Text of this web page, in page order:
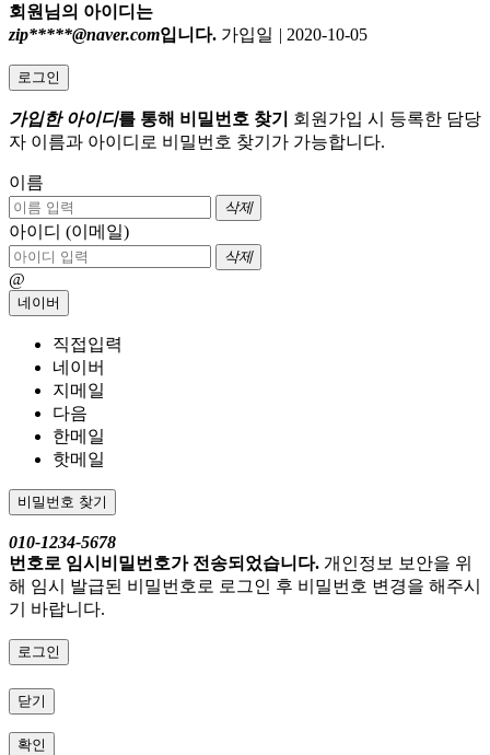
회원님의 아이디는
zip*****@naver.com입니다. 가입일 | 2020-10-05
로그인
가입한 아이디를 통해 비밀번호 찾기
회원가입 시 등록한 담당
자 이름과 아이디로 비밀번호 찾기가 가능합니다.
이름
삭제
아이디 (이메일)
삭제
@
네이버
직접입력
네이버
지메일
다음
한메일
핫메일
비밀번호 찾기
010-1234-5678
번호로 임시비밀번호가 전송되었습니다. 개인정보 보안을 위
해 임시 발급된 비밀번호로 로그인 후 비밀번호 변경을 해주시
기 바랍니다.
로그인
닫기
확인